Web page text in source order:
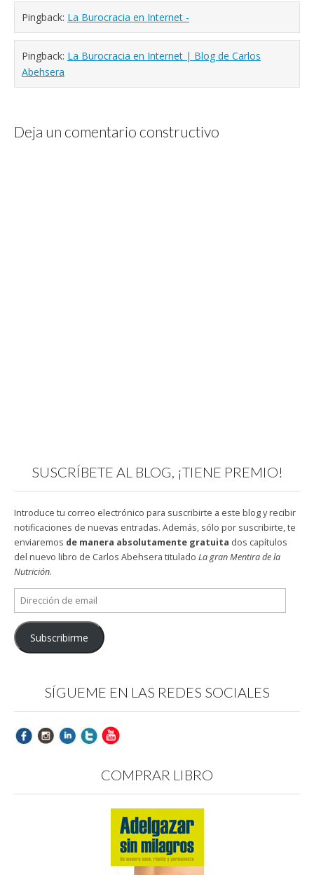
Pingback: La Burocracia en Internet -
Pingback: La Burocracia en Internet | Blog de Carlos
Abehsera
Deja un comentario constructivo
SUSCRÍBETE AL BLOG, ¡TIENE PREMIO!
Introduce tu correo electrónico para suscribirte a este blog y recibir
notificaciones de nuevas entradas. Además, sólo por suscribirte, te
enviaremos de manera absolutamente gratuita dos capítulos
del nuevo libro de Carlos Abehsera titulado La gran Mentira de la
Nutrición.
Dirección
de
email
Subscribirme
SÍGUEME EN LAS REDES SOCIALES
COMPRAR LIBRO